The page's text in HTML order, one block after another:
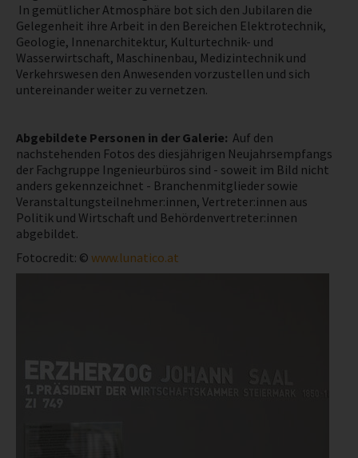
NEWS
PRÜFING
KAMPAGNE
In gemütlicher Atmosphäre bot sich den Jubilaren die
Gelegenheit ihre Arbeit in den Bereichen Elektrotechnik,
Geologie, Innenarchitektur, Kulturtechnik- und
Wasserwirtschaft, Maschinenbau, Medizintechnik und
Verkehrswesen den Anwesenden vorzustellen und sich
untereinander weiter zu vernetzen.
Abgebildete Personen in der Galerie: Auf den
nachstehenden Fotos des diesjährigen Neujahrsempfangs
der Fachgruppe Ingenieurbüros sind - soweit im Bild nicht
anders gekennzeichnet - Branchenmitglieder sowie
Veranstaltungsteilnehmer:innen, Vertreter:innen aus
Politik und Wirtschaft und Behördenvertreter:innen
abgebildet.
Fotocredit: © www.lunatico.at